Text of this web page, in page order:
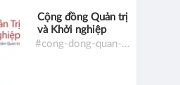
Cộng đồng Quản trị
và Khởi nghiệp
#cong-dong-quan-tri-va-khoi-nghiep